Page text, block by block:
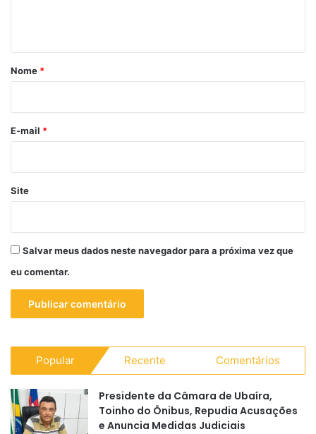
r
*
Nome *
E-mail *
Site
Salvar meus dados neste navegador para a próxima vez que
eu comentar.
Popular Recente Comentários
Presidente da Câmara de Ubaíra,
Toinho do Ônibus, Repudia Acusações
e Anuncia Medidas Judiciais